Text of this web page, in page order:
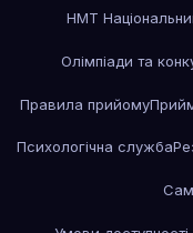
НМТ
Олімпіади та
Правила прийому
Психологічна служба